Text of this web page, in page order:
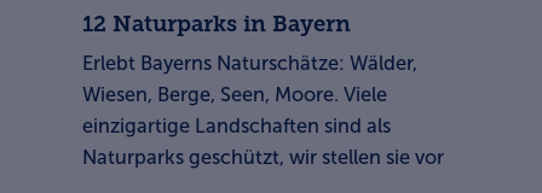
12 Naturparks in Bayern
Erlebt Bayerns Naturschätze: Wälder,
Wiesen, Berge, Seen, Moore. Viele
einzigartige Landschaften sind als
Naturparks geschützt, wir stellen sie vor